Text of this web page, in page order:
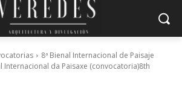
8ª Bienal Internacional de Paisaje
Internacional da Paisaxe (convocatoria)8th